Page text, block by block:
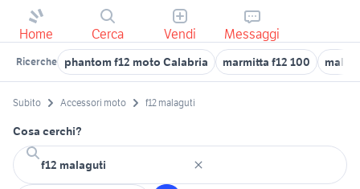
Home Cerca Vendi Messaggi
Ricerche phantom f12 moto Calabria marmitta f12 100
Subito Accessori moto f12 malaguti
Cosa cerchi?